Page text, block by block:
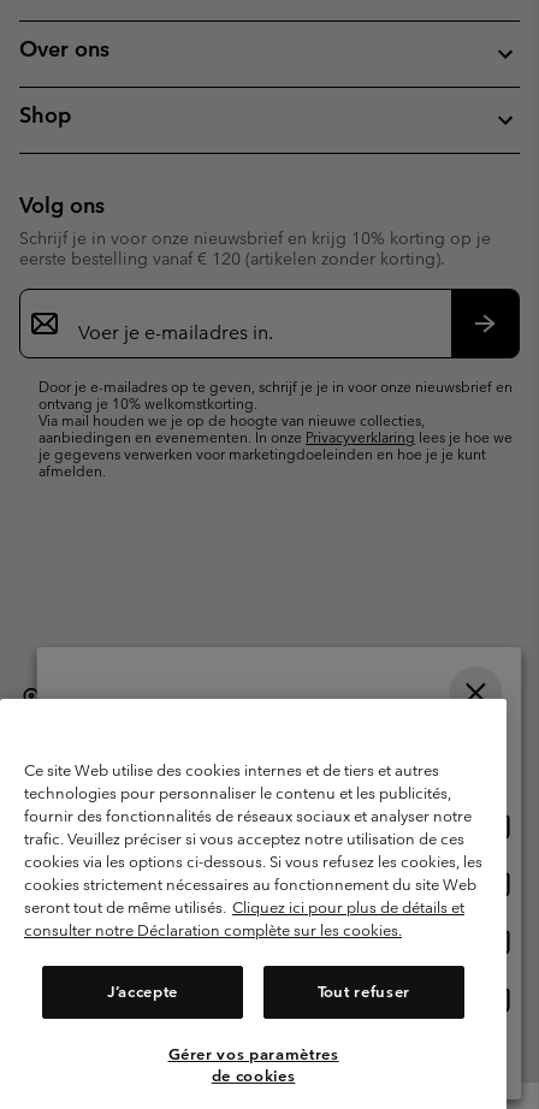
Over ons
Shop
Volg ons
Schrijf je in voor onze nieuwsbrief en krijg 10% korting op je
eerste bestelling vanaf € 120 (artikelen zonder korting).
Aanmelden
voor
e-
Door je e-mailadres op te geven, schrijf je je in voor onze nieuwsbrief en
ontvang je 10% welkomstkorting.
Via mail houden we je op de hoogte van nieuwe collecties,
aanbiedingen en evenementen. In onze Privacyverklaring lees je hoe we
je gegevens verwerken voor marketingdoeleinden en hoe je je kunt
afmelden.
België (Nederlands) | English ›| français ›
Gebruiksvoorwaarden
Verkoopvoorwaarden
Garantie
Privacybeleid
Gebruiksvoorwaarden voor lidmaatschap
Voorwaarden voor door gebruikers gegenereerde inhoud
Impressum
Cookies
Ce site Web utilise des cookies internes et de tiers et autres
technologies pour personnaliser le contenu et les publicités,
fournir des fonctionnalités de réseaux sociaux et analyser notre
trafic. Veuillez préciser si vous acceptez notre utilisation de ces
cookies via les options ci-dessous. Si vous refusez les cookies, les
cookies strictement nécessaires au fonctionnement du site Web
seront tout de même utilisés. Cliquez ici pour plus de détails et
consulter notre Déclaration complète sur les cookies.
J’accepte Tout refuser
Gérer vos paramètres
de cookies
Online shoppen beschikbaar
United States
Belgium-English
Belgium-Français
Belgium-Dutch
Alle Locaties Bekijken